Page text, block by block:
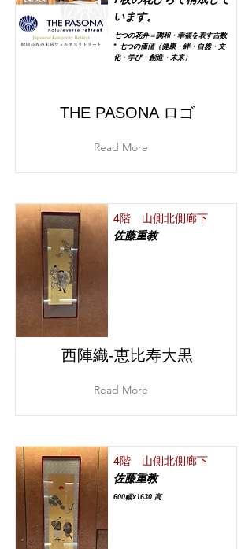
います。
七つの花弁＝調和・幸福を表す吉数
* 七つの価値（健康・絆・自然・文
化・学び・創造・未来）
THE PASONA ロゴ
Read More
4階 山側北側廊下
佐藤重教
西陣織‐恵比寿大黒
Read More
4階 山側北側廊下
佐藤重教
600幅x1630 高